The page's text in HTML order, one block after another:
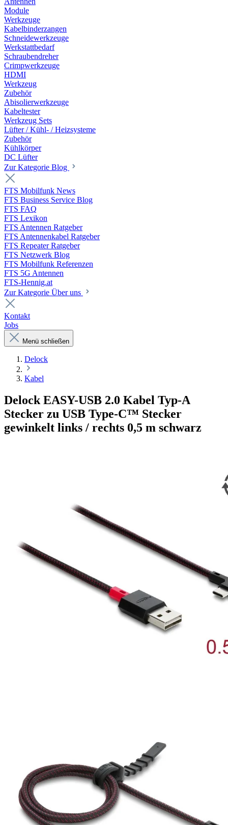
Module
Werkzeuge
Kabelbinderzangen
Schneidewerkzeuge
Werkstattbedarf
Schraubendreher
Crimpwerkzeuge
HDMI
Werkzeug
Zubehör
Abisolierwerkzeuge
Kabeltester
Werkzeug Sets
Lüfter / Kühl- / Heizsysteme
Zubehör
Kühlkörper
DC Lüfter
Zur Kategorie Blog
FTS Mobilfunk News
FTS Business Service Blog
FTS FAQ
FTS Lexikon
FTS Antennen Ratgeber
FTS Antennenkabel Ratgeber
FTS Repeater Ratgeber
FTS Netzwerk Blog
FTS Mobilfunk Referenzen
FTS 5G Antennen
FTS-Hennig.at
Zur Kategorie Über uns
Kontakt
Jobs
Menü schließen
Delock
Kabel
Delock EASY-USB 2.0 Kabel Typ-A
Stecker zu USB Type-C™ Stecker
gewinkelt links / rechts 0,5 m schwarz